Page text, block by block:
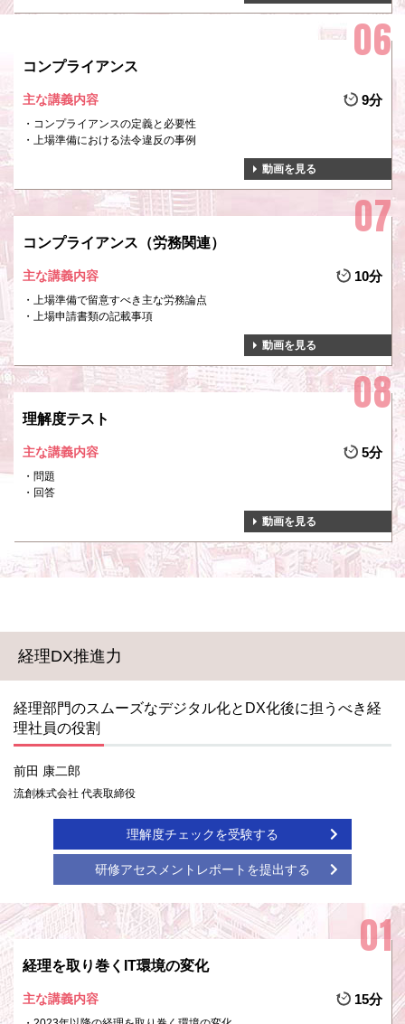
コンプライアンス
主な講義内容 9分
コンプライアンスの定義と必要性
上場準備における法令違反の事例
動画を見る
コンプライアンス（労務関連）
主な講義内容 10分
上場準備で留意すべき主な労務論点
上場申請書類の記載事項
動画を見る
理解度テスト
主な講義内容 5分
問題
回答
動画を見る
経理DX推進力
経理部門のスムーズなデジタル化とDX化後に担うべき経
理社員の役割
前田 康二郎
流創株式会社 代表取締役
理解度チェックを受験する
研修アセスメントレポートを提出する
経理を取り巻くIT環境の変化
主な講義内容 15分